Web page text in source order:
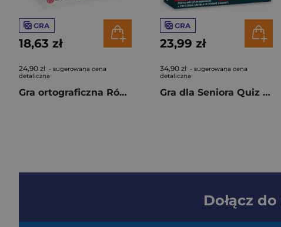
GRA
18,63 zł
24,90 zł - sugerowana cena
detaliczna
Gra ortograficzna Róża i Kałóża
GRA
23,99 zł
34,90 zł - sugerowana cena
detaliczna
Gra dla Seniora Quiz o Zdrowiu
Dołącz do